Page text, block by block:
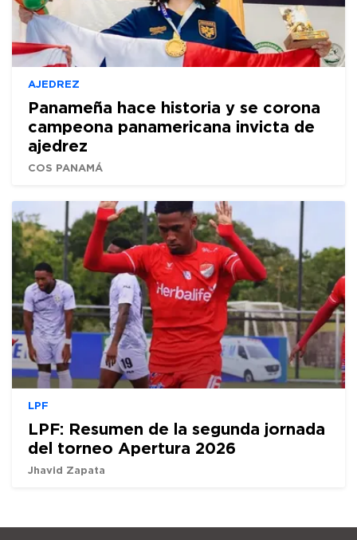
AJEDREZ
Panameña hace historia y se corona
campeona panamericana invicta de
ajedrez
COS PANAMÁ
LPF
LPF: Resumen de la segunda jornada
del torneo Apertura 2026
Jhavid Zapata